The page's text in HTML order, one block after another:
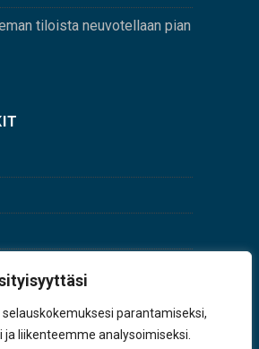
parantamiseksi,
liikenteemme analysoimiseksi.
tiloista neuvotellaan pian